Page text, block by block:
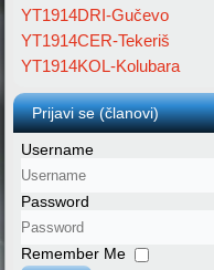
YT1914DRI-Gučevo
YT1914CER-Tekeriš
YT1914KOL-Kolubara
Prijavi se (članovi)
Username
Password
Remember Me